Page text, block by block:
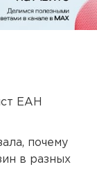
ЕАН
почему
в разных